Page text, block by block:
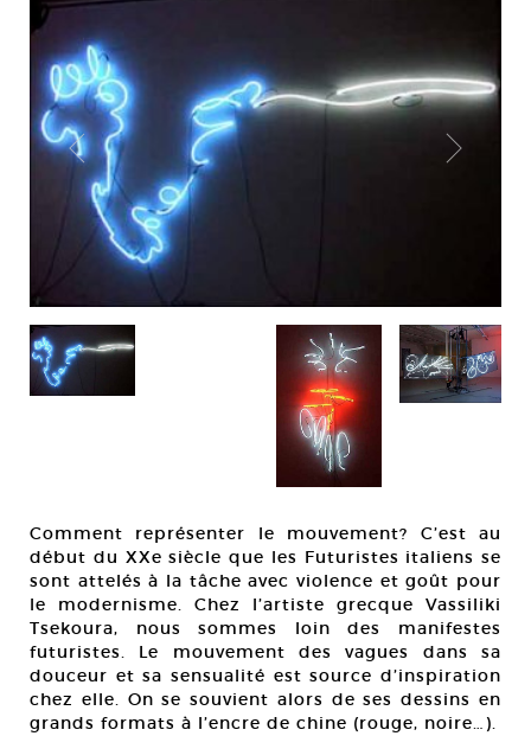
Comment représenter le mouvement? C’est au
début du XXe siècle que les Futuristes italiens se
sont attelés à la tâche avec violence et goût pour
le modernisme. Chez l’artiste grecque Vassiliki
Tsekoura, nous sommes loin des manifestes
futuristes. Le mouvement des vagues dans sa
douceur et sa sensualité est source d’inspiration
chez elle. On se souvient alors de ses dessins en
grands formats à l’encre de chine (rouge, noire…).